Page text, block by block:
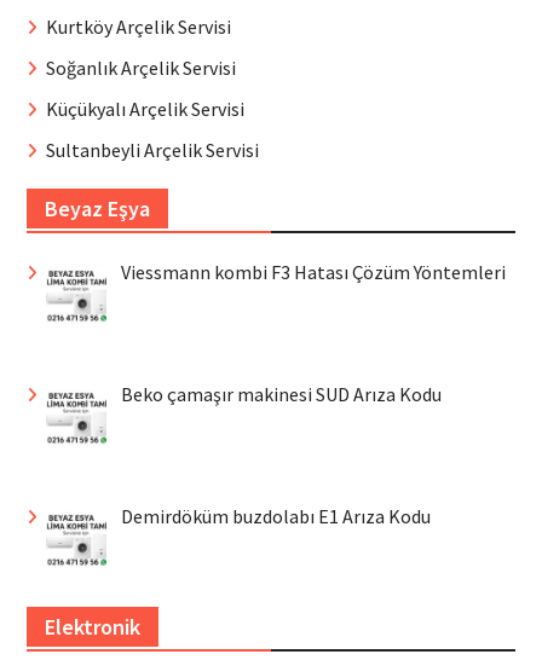
Kurtköy Arçelik Servisi
Soğanlık Arçelik Servisi
Küçükyalı Arçelik Servisi
Sultanbeyli Arçelik Servisi
Beyaz Eşya
Viessmann kombi F3 Hatası Çözüm Yöntemleri
Beko çamaşır makinesi SUD Arıza Kodu
Demirdöküm buzdolabı E1 Arıza Kodu
Elektronik